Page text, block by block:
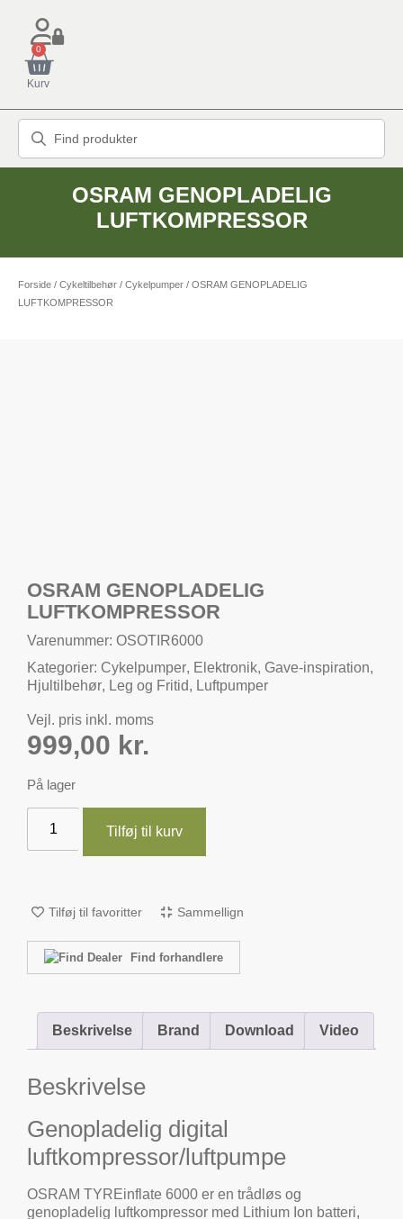
0
Kurv
OSRAM GENOPLADELIG
LUFTKOMPRESSOR
Forside / Cykeltilbehør / Cykelpumper / OSRAM GENOPLADELIG
LUFTKOMPRESSOR
OSRAM GENOPLADELIG
LUFTKOMPRESSOR
Varenummer: OSOTIR6000
Kategorier: Cykelpumper, Elektronik, Gave-inspiration,
Hjultilbehør, Leg og Fritid, Luftpumper
Vejl. pris inkl. moms
999,00 kr.
På lager
Tilføj til kurv
Tilføj til favoritter Sammellign
Find forhandlere
Beskrivelse Brand Download Video
Beskrivelse
Genopladelig digital
luftkompressor/luftpumpe
OSRAM TYREinflate 6000 er en trådløs og
genopladelig luftkompressor med Lithium Ion batteri,